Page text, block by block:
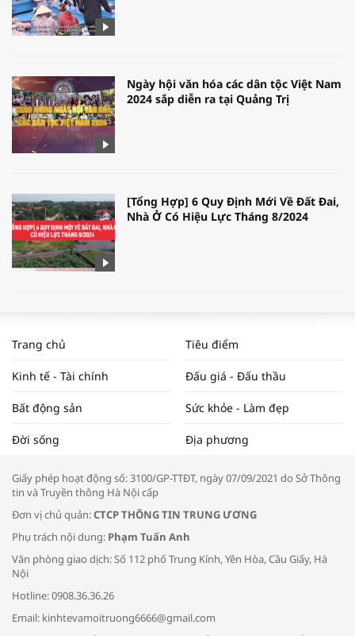
Ngày hội văn hóa các dân tộc Việt Nam
2024 sắp diễn ra tại Quảng Trị
[Tổng Hợp] 6 Quy Định Mới Về Đất Đai,
Nhà Ở Có Hiệu Lực Tháng 8/2024
ĐẬP THỊ TRƯỜNG #62
Tọa đàm “Xúc tiến thương mại: Khơi
Bác sĩ tư vấn cách phòng tránh bệnh
đường hô hấp trong thời tiết giao mùa
Trang chủ Tiêu điểm
Kinh tế - Tài chính Đấu giá - Đấu thầu
Bất động sản Sức khỏe - Làm đẹp
Đời sống Địa phương
Giấy phép hoạt động số: 3100/GP-TTĐT, ngày 07/09/2021 do Sở Thông
tin và Truyền thông Hà Nội cấp
Đơn vị chủ quản:CTCP THÔNG TIN TRUNG ƯƠNG
Phụ trách nội dung: Phạm Tuấn Anh
Văn phòng giao dịch: Số 112 phố Trung Kính, Yên Hòa, Cầu Giấy, Hà
Nội
Hotline: 0908.36.36.26
Email: kinhtevamoitruong6666@gmail.com